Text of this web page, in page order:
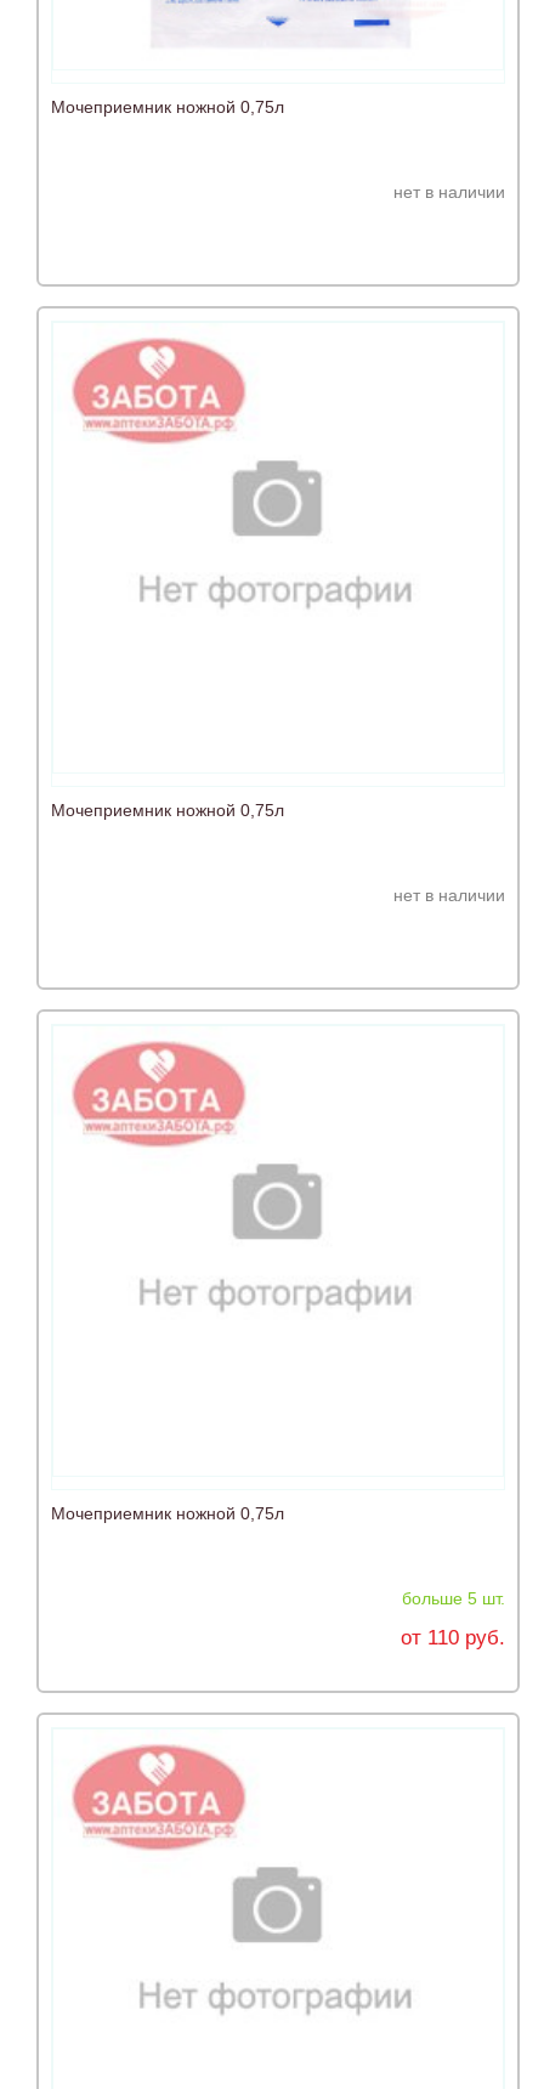
Мочеприемник ножной 0,75л
нет в наличии
Мочеприемник ножной 0,75л
нет в наличии
Мочеприемник ножной 0,75л
больше 5 шт.
от 110 руб.